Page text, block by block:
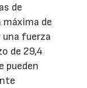
de
de
una fuerza
de 29,4
pueden